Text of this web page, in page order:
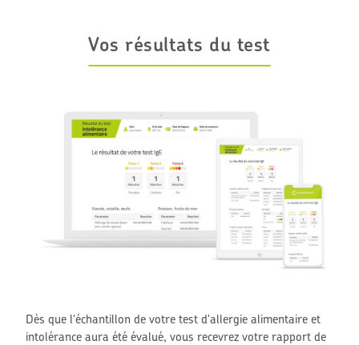
Vos résultats du test
Dès que l'échantillon de votre test d'allergie alimentaire et
intolérance aura été évalué, vous recevrez votre rapport de